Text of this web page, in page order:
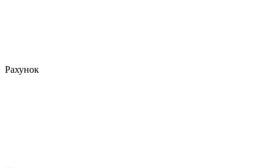
Рахунок